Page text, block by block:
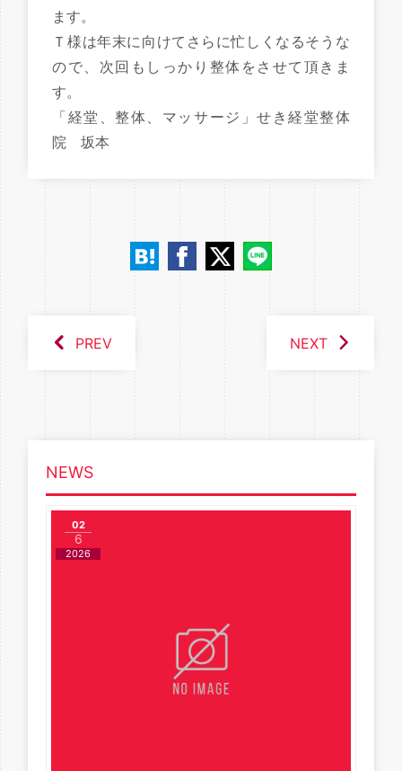
ます。
Ｔ様は年末に向けてさらに忙しくなるそうな
ので、次回もしっかり整体をさせて頂きま
す。
「経堂、整体、マッサージ」せき経堂整体
院 坂本
PREV NEXT
NEWS
02
6
2026